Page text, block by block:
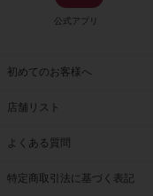
公式アプリ
初めてのお客様へ
店舗リスト
よくある質問
特定商取引法に基づく表記